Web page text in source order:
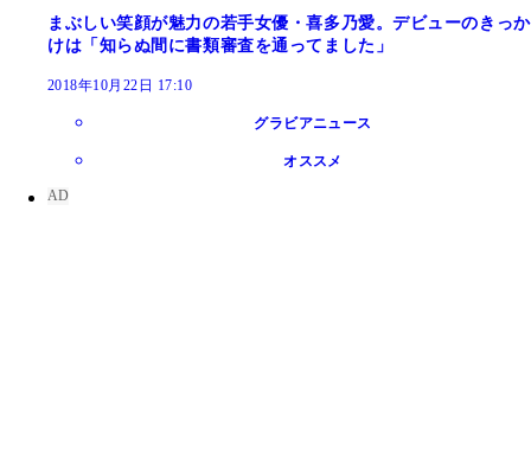
まぶしい笑顔が魅力の若手女優・喜多乃愛。デビューのきっか
けは「知らぬ間に書類審査を通ってました」
2018年10月22日 17:10
グラビアニュース
オススメ